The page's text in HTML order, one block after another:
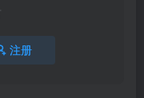
注册